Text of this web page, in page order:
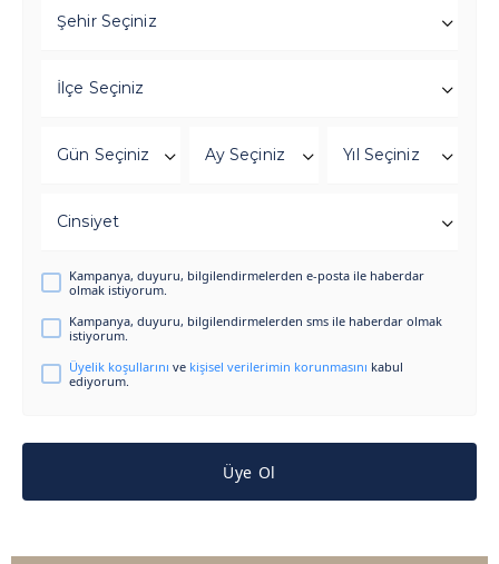
Şehir Seçiniz
İlçe Seçiniz
Gün Seçiniz Ay Seçiniz Yıl Seçiniz
Cinsiyet
Kampanya, duyuru, bilgilendirmelerden e-posta ile haberdar
olmak istiyorum.
Kampanya, duyuru, bilgilendirmelerden sms ile haberdar olmak
istiyorum.
Üyelik koşullarını ve kişisel verilerimin korunmasını kabul
ediyorum.
Üye Ol